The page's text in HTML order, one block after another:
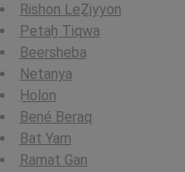
Rishon LeẔiyyon
Petaẖ Tiqwa
Beersheba
Netanya
H̱olon
Bené Beraq
Bat Yam
Ramat Gan